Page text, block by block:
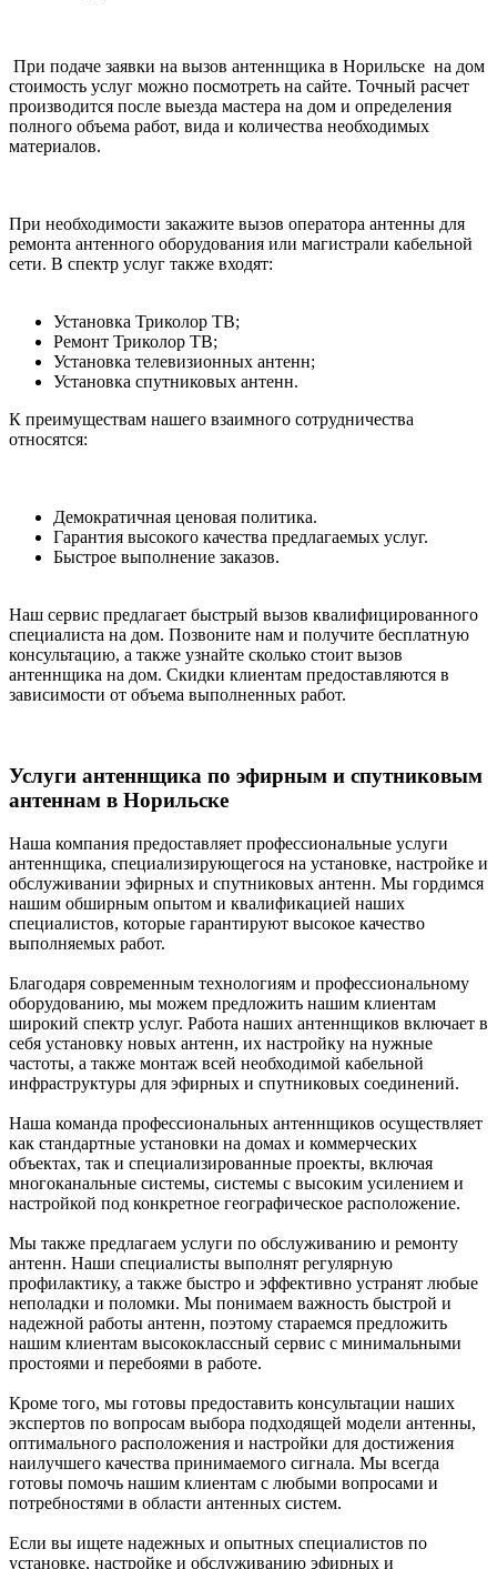
При подаче заявки на вызов антеннщика в Норильске на дом
стоимость услуг можно посмотреть на сайте. Точный расчет
производится после выезда мастера на дом и определения
полного объема работ, вида и количества необходимых
материалов.
При необходимости закажите вызов оператора антенны для
ремонта антенного оборудования или магистрали кабельной
сети. В спектр услуг также входят:
Установка Триколор ТВ;
Ремонт Триколор ТВ;
Установка телевизионных антенн;
Установка спутниковых антенн.
К преимуществам нашего взаимного сотрудничества
относятся:
Демократичная ценовая политика.
Гарантия высокого качества предлагаемых услуг.
Быстрое выполнение заказов.
Наш сервис предлагает быстрый вызов квалифицированного
специалиста на дом. Позвоните нам и получите бесплатную
консультацию, а также узнайте сколько стоит вызов
антеннщика на дом. Скидки клиентам предоставляются в
зависимости от объема выполненных работ.
Услуги антеннщика по эфирным и спутниковым
антеннам в Норильске
Наша компания предоставляет профессиональные услуги
антеннщика, специализирующегося на установке, настройке и
обслуживании эфирных и спутниковых антенн. Мы гордимся
нашим обширным опытом и квалификацией наших
специалистов, которые гарантируют высокое качество
выполняемых работ.
Благодаря современным технологиям и профессиональному
оборудованию, мы можем предложить нашим клиентам
широкий спектр услуг. Работа наших антеннщиков включает в
себя установку новых антенн, их настройку на нужные
частоты, а также монтаж всей необходимой кабельной
инфраструктуры для эфирных и спутниковых соединений.
Наша команда профессиональных антеннщиков осуществляет
как стандартные установки на домах и коммерческих
объектах, так и специализированные проекты, включая
многоканальные системы, системы с высоким усилением и
настройкой под конкретное географическое расположение.
Мы также предлагаем услуги по обслуживанию и ремонту
антенн. Наши специалисты выполнят регулярную
профилактику, а также быстро и эффективно устранят любые
неполадки и поломки. Мы понимаем важность быстрой и
надежной работы антенн, поэтому стараемся предложить
нашим клиентам высококлассный сервис с минимальными
простоями и перебоями в работе.
Кроме того, мы готовы предоставить консультации наших
экспертов по вопросам выбора подходящей модели антенны,
оптимального расположения и настройки для достижения
наилучшего качества принимаемого сигнала. Мы всегда
готовы помочь нашим клиентам с любыми вопросами и
потребностями в области антенных систем.
Если вы ищете надежных и опытных специалистов по
установке, настройке и обслуживанию эфирных и